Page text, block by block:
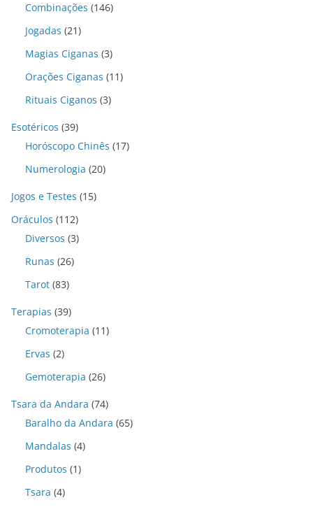
Combinações (146)
Jogadas (21)
Magias Ciganas (3)
Orações Ciganas (11)
Rituais Ciganos (3)
Esotéricos (39)
Horóscopo Chinês (17)
Numerologia (20)
Jogos e Testes (15)
Oráculos (112)
Diversos (3)
Runas (26)
Tarot (83)
Terapias (39)
Cromoterapia (11)
Ervas (2)
Gemoterapia (26)
Tsara da Andara (74)
Baralho da Andara (65)
Mandalas (4)
Produtos (1)
Tsara (4)